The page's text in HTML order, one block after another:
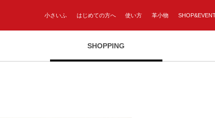
小さいふ はじめての方へ 使い方 革小物
SHOPPING